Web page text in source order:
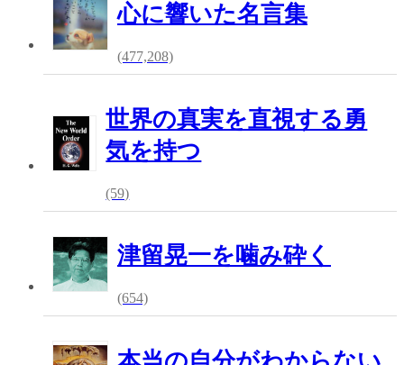
心に響いた名言集
(477,208)
世界の真実を直視する勇
気を持つ
(59)
津留晃一を噛み砕く
(654)